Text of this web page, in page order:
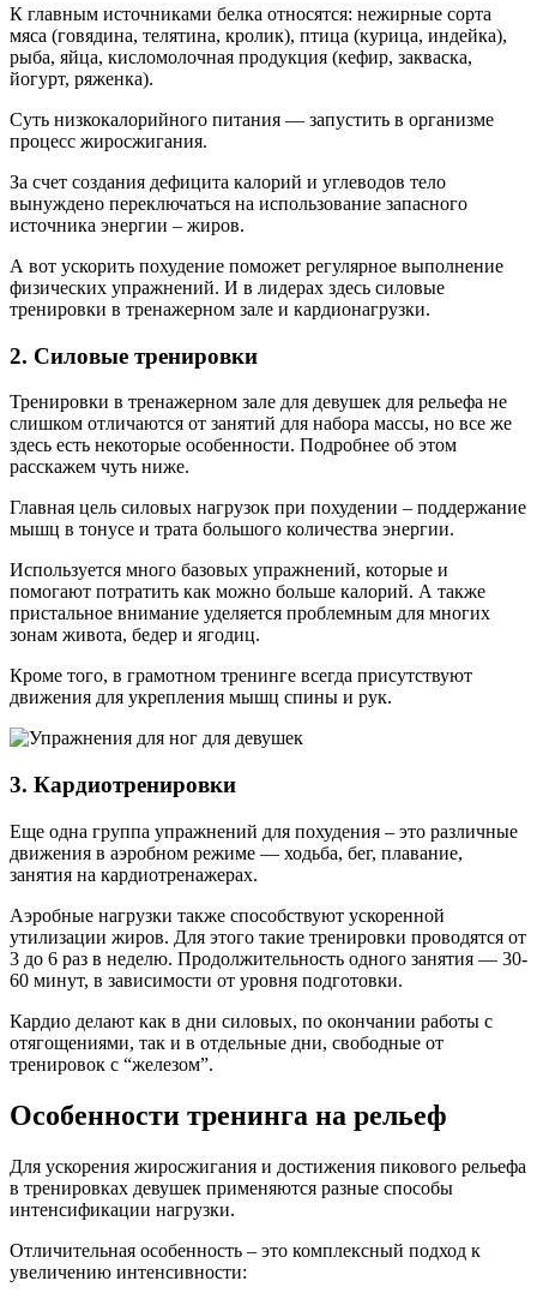
К главным источниками белка относятся: нежирные сорта
мяса (говядина, телятина, кролик), птица (курица, индейка),
рыба, яйца, кисломолочная продукция (кефир, закваска,
йогурт, ряженка).
Суть низкокалорийного питания — запустить в организме
процесс жиросжигания.
За счет создания дефицита калорий и углеводов тело
вынуждено переключаться на использование запасного
источника энергии – жиров.
А вот ускорить похудение поможет регулярное выполнение
физических упражнений. И в лидерах здесь силовые
тренировки в тренажерном зале и кардионагрузки.
2. Силовые тренировки
Тренировки в тренажерном зале для девушек для рельефа не
слишком отличаются от занятий для набора массы, но все же
здесь есть некоторые особенности. Подробнее об этом
расскажем чуть ниже.
Главная цель силовых нагрузок при похудении – поддержание
мышц в тонусе и трата большого количества энергии.
Используется много базовых упражнений, которые и
помогают потратить как можно больше калорий. А также
пристальное внимание уделяется проблемным для многих
зонам живота, бедер и ягодиц.
Кроме того, в грамотном тренинге всегда присутствуют
движения для укрепления мышц спины и рук.
3. Кардиотренировки
Еще одна группа упражнений для похудения – это различные
движения в аэробном режиме — ходьба, бег, плавание,
занятия на кардиотренажерах.
Аэробные нагрузки также способствуют ускоренной
утилизации жиров. Для этого такие тренировки проводятся от
3 до 6 раз в неделю. Продолжительность одного занятия — 30-
60 минут, в зависимости от уровня подготовки.
Кардио делают как в дни силовых, по окончании работы с
отягощениями, так и в отдельные дни, свободные от
тренировок с “железом”.
Особенности тренинга на рельеф
Для ускорения жиросжигания и достижения пикового рельефа
в тренировках девушек применяются разные способы
интенсификации нагрузки.
Отличительная особенность – это комплексный подход к
увеличению интенсивности: